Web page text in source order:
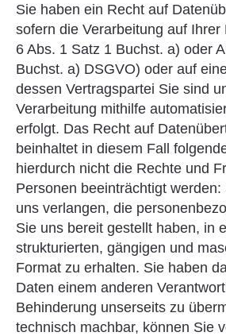
Sie haben ein Recht auf
sofern die Verarbeitung auf Ihrer
6 Abs. 1 Satz 1 Buchst. a) oder
Buchst. a) DSGVO) oder auf
dessen Vertragspartei Sie sind
Verarbeitung mithilfe
erfolgt. Das Recht auf
beinhaltet in diesem Fall
hierdurch nicht die Rechte und
Personen beeinträchtigt werden:
uns verlangen, die
Sie uns bereit gestellt haben, in
strukturierten, gängigen und
Format zu erhalten. Sie haben
Daten einem anderen
Behinderung unserseits zu
technisch machbar, können Sie